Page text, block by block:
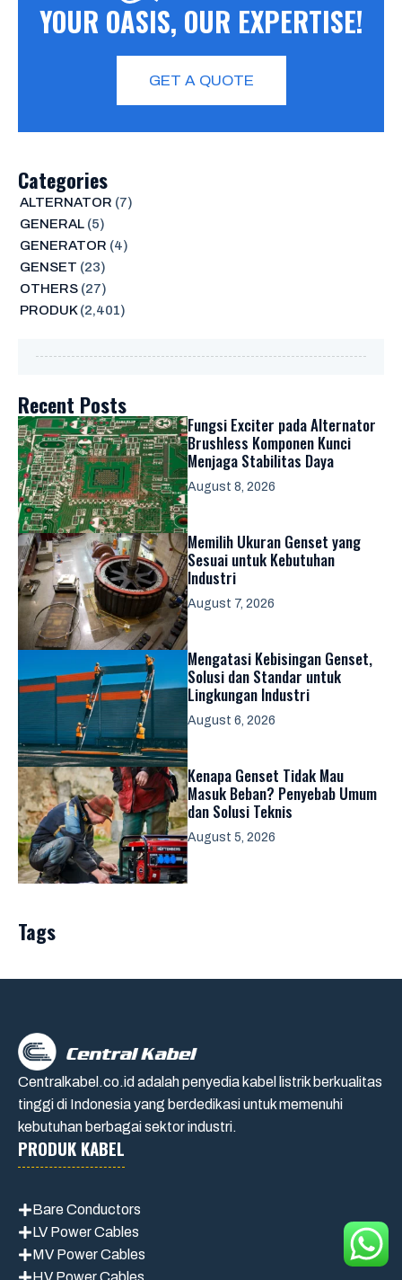
YOUR OASIS, OUR EXPERTISE!
GET A QUOTE
Categories
ALTERNATOR (7)
GENERAL(5)
GENERATOR (4)
GENSET (23)
OTHERS(27)
PRODUK(2,401)
Recent Posts
Fungsi Exciter pada Alternator
Brushless Komponen Kunci
Menjaga Stabilitas Daya
August 8, 2026
Memilih Ukuran Genset yang
Sesuai untuk Kebutuhan
Industri
August 7, 2026
Mengatasi Kebisingan Genset,
Solusi dan Standar untuk
Lingkungan Industri
August 6, 2026
Kenapa Genset Tidak Mau
Masuk Beban? Penyebab Umum
dan Solusi Teknis
August 5, 2026
Tags
Centralkabel.co.id adalah penyedia kabel listrik berkualitas
tinggi di Indonesia yang berdedikasi untuk memenuhi
kebutuhan berbagai sektor industri.
PRODUK KABEL
Bare Conductors
LV Power Cables
MV Power Cables